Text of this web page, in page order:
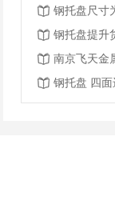
钢托盘尺寸
钢托盘提升
南京飞天金
钢托盘 四